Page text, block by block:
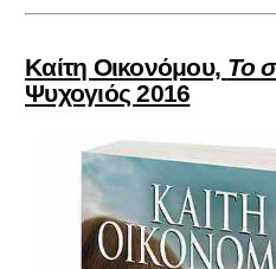
Καίτη Οικονόμου, Το
Ψυχογιός 2016